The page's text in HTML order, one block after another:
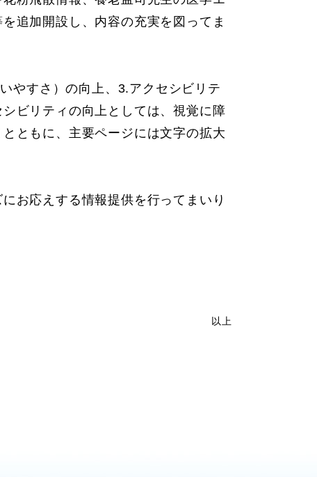
追加開設し、内容の充実を図ってま
やすさ）の向上、3.アクセシビリテ
ビリティの向上としては、視覚に障
ともに、主要ページには文字の拡大
お応えする情報提供を行ってまいり
以上